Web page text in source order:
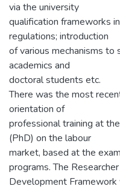
via the university
qualification frameworks
regulations; introduction
of various mechanisms to
academics and
doctoral students etc.
There was the most
orientation of
professional training at
(PhD) on the labour
market, based at the
programs. The Researcher
Development